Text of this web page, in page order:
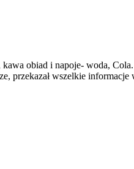
obiad i napoje- woda,
przekazał wszelkie